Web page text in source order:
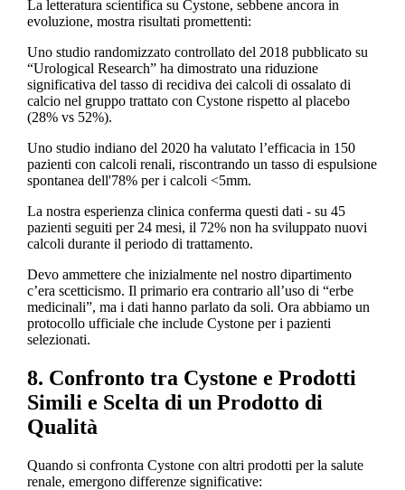
La letteratura scientifica su Cystone, sebbene ancora in
evoluzione, mostra risultati promettenti:
Uno studio randomizzato controllato del 2018 pubblicato su
“Urological Research” ha dimostrato una riduzione
significativa del tasso di recidiva dei calcoli di ossalato di
calcio nel gruppo trattato con Cystone rispetto al placebo
(28% vs 52%).
Uno studio indiano del 2020 ha valutato l’efficacia in 150
pazienti con calcoli renali, riscontrando un tasso di espulsione
spontanea dell'78% per i calcoli <5mm.
La nostra esperienza clinica conferma questi dati - su 45
pazienti seguiti per 24 mesi, il 72% non ha sviluppato nuovi
calcoli durante il periodo di trattamento.
Devo ammettere che inizialmente nel nostro dipartimento
c’era scetticismo. Il primario era contrario all’uso di “erbe
medicinali”, ma i dati hanno parlato da soli. Ora abbiamo un
protocollo ufficiale che include Cystone per i pazienti
selezionati.
8. Confronto tra Cystone e Prodotti
Simili e Scelta di un Prodotto di
Qualità
Quando si confronta Cystone con altri prodotti per la salute
renale, emergono differenze significative: